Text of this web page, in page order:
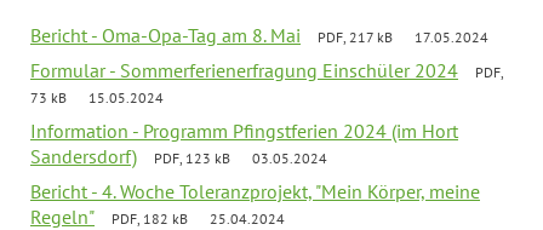
Bericht - Oma-Opa-Tag am 8. Mai PDF, 217 kB 17.05.2024
Formular - Sommerferienerfragung Einschüler 2024
PDF,
73 kB
15.05.2024
Information - Programm Pfingstferien 2024 (im Hort
Sandersdorf)
PDF, 123 kB 03.05.2024
Bericht - 4. Woche Toleranzprojekt, "Mein Körper, meine
Regeln"
PDF, 182 kB 25.04.2024